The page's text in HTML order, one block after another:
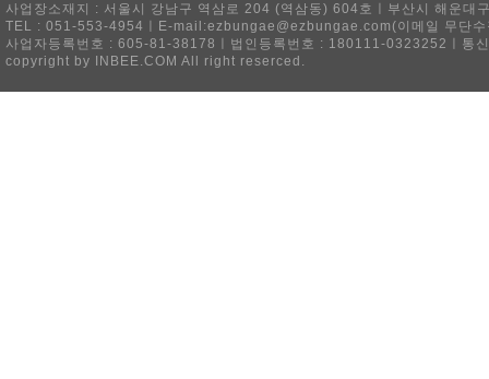
사업장소재지 : 서울시 강남구 역삼로 204 (역삼동) 604호ㅣ부산시 해운
TEL : 051-553-4954ㅣE-mail:ezbungae@ezbungae.com(이메일 무단수
사업자등록번호 : 605-81-38178ㅣ법인등록번호 : 180111-0323252ㅣ통
copyright by INBEE.COM All right reserced.